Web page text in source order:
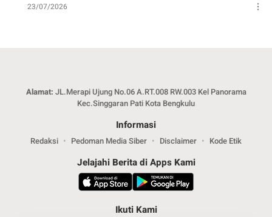
23/07/2026
Alamat: JL.Merapi Ujung No.06 A.RT.008 RW.003 Kel Panorama
Kec.Singgaran Pati Kota Bengkulu
Informasi
Redaksi Pedoman Media Siber Disclaimer Kode Etik
Jelajahi Berita di Apps Kami
Ikuti Kami